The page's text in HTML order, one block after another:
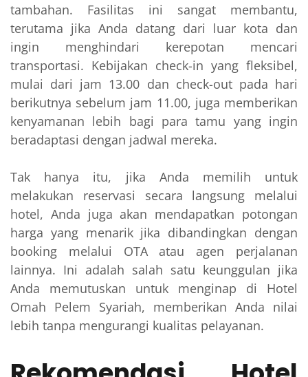
tambahan. Fasilitas ini sangat membantu,
terutama jika Anda datang dari luar kota dan
ingin menghindari kerepotan mencari
transportasi. Kebijakan check-in yang fleksibel,
mulai dari jam 13.00 dan check-out pada hari
berikutnya sebelum jam 11.00, juga memberikan
kenyamanan lebih bagi para tamu yang ingin
beradaptasi dengan jadwal mereka.
Tak hanya itu, jika Anda memilih untuk
melakukan reservasi secara langsung melalui
hotel, Anda juga akan mendapatkan potongan
harga yang menarik jika dibandingkan dengan
booking melalui OTA atau agen perjalanan
lainnya. Ini adalah salah satu keunggulan jika
Anda memutuskan untuk menginap di Hotel
Omah Pelem Syariah, memberikan Anda nilai
lebih tanpa mengurangi kualitas pelayanan.